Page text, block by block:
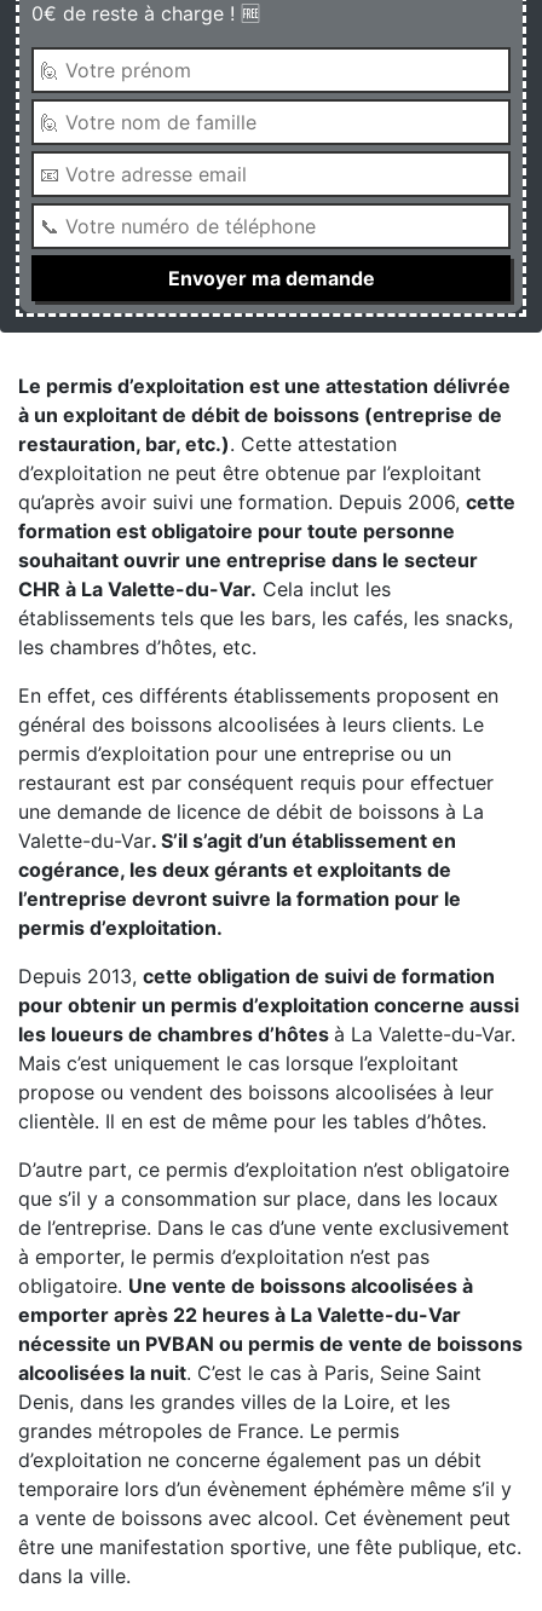
0€ de reste à charge ! 🆓
Le permis d’exploitation est une attestation délivrée
à un exploitant de débit de boissons (entreprise de
restauration, bar, etc.). Cette attestation
d’exploitation ne peut être obtenue par l’exploitant
qu’après avoir suivi une formation. Depuis 2006, cette
formation est obligatoire pour toute personne
souhaitant ouvrir une entreprise dans le secteur
CHR à La Valette-du-Var. Cela inclut les
établissements tels que les bars, les cafés, les snacks,
les chambres d’hôtes, etc.
En effet, ces différents établissements proposent en
général des boissons alcoolisées à leurs clients. Le
permis d’exploitation pour une entreprise ou un
restaurant est par conséquent requis pour effectuer
une demande de licence de débit de boissons à La
Valette-du-Var. S’il s’agit d’un établissement en
cogérance, les deux gérants et exploitants de
l’entreprise devront suivre la formation pour le
permis d’exploitation.
Depuis 2013, cette obligation de suivi de formation
pour obtenir un permis d’exploitation concerne aussi
les loueurs de chambres d’hôtes à La Valette-du-Var.
Mais c’est uniquement le cas lorsque l’exploitant
propose ou vendent des boissons alcoolisées à leur
clientèle. Il en est de même pour les tables d’hôtes.
D’autre part, ce permis d’exploitation n’est obligatoire
que s’il y a consommation sur place, dans les locaux
de l’entreprise. Dans le cas d’une vente exclusivement
à emporter, le permis d’exploitation n’est pas
obligatoire. Une vente de boissons alcoolisées à
emporter après 22 heures à La Valette-du-Var
nécessite un PVBAN ou permis de vente de boissons
alcoolisées la nuit. C’est le cas à Paris, Seine Saint
Denis, dans les grandes villes de la Loire, et les
grandes métropoles de France. Le permis
d’exploitation ne concerne également pas un débit
temporaire lors d’un évènement éphémère même s’il y
a vente de boissons avec alcool. Cet évènement peut
être une manifestation sportive, une fête publique, etc.
dans la ville.